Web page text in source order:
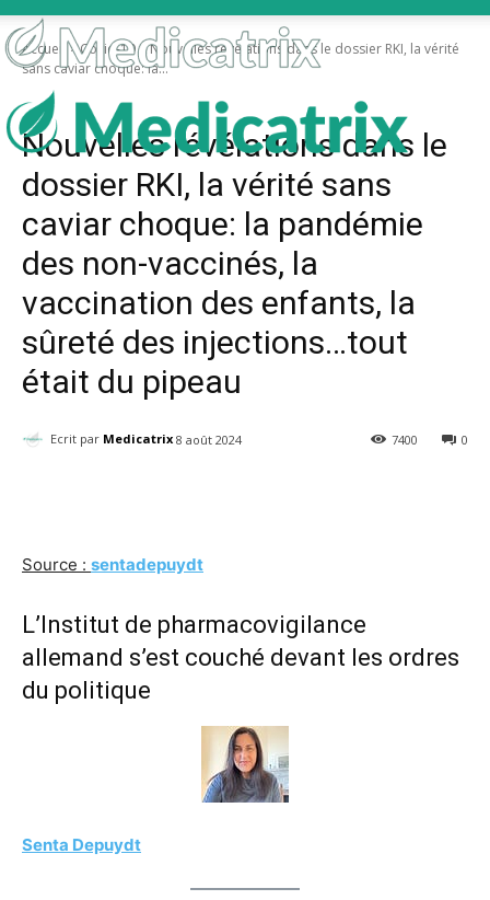
Accueil Covid-19
Nouvelles révélations dans le dossier RKI, la vérité
sans caviar choque: la...
Covid-19 La lettre de Senta
Nouvelles révélations dans le
dossier RKI, la vérité sans
caviar choque: la pandémie
des non-vaccinés, la
vaccination des enfants, la
sûreté des injections…tout
était du pipeau
Ecrit par Medicatrix 8 août 2024 0
7400
Source : sentadepuydt
L’Institut de pharmacovigilance
allemand s’est couché devant les ordres
du politique
Senta Depuydt